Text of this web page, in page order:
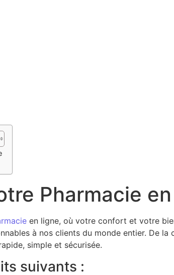
Pharmacie
en ligne, où votre confort et votre
à nos clients du monde entier. De la
simple et sécurisée.
suivants :